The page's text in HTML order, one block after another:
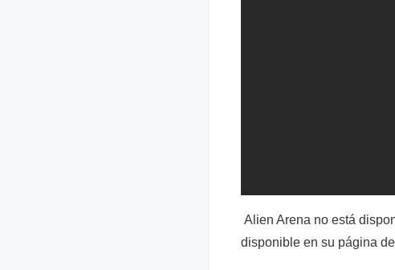
Alien Arena no está
disponible en su página